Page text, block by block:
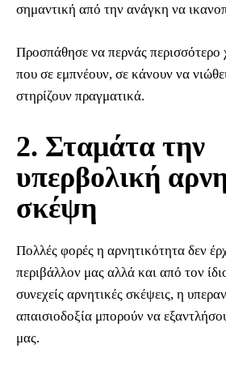
σημαντική από την ανάγκη να
Προσπάθησε να περνάς
που σε εμπνέουν, σε κάνουν να
στηρίζουν πραγματικά.
2. Σταμάτα την
υπερβολική
σκέψη
Πολλές φορές η αρνητικότητα δεν
περιβάλλον μας αλλά και από τον
συνεχείς αρνητικές σκέψεις, η
απαισιοδοξία μπορούν να
μας.